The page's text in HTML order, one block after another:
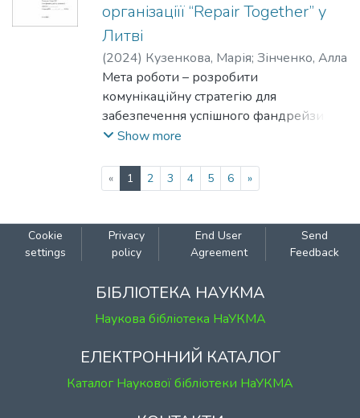
організаціїї “Repair Together” у
Литві
(2024) Кузенкова, Марія; Зінченко, Алла
Мета роботи – розробити
комунікаційну стратегію для
забезпечення успішного фандрейзингу
для підтримки діяльності ГО «Repair
також обґрунтувати підходи до її
планування та проведення.
Show more
« 1(current)
2 3 4 5 6 »
Cookie
settings
Privacy
policy
End User
Agreement
Send
Feedback
БІБЛІОТЕКА НАУКМА
Наукова бібліотека НаУКМА
ЕЛЕКТРОННИЙ КАТАЛОГ
Каталог Наукової бібліотеки НаУКМА